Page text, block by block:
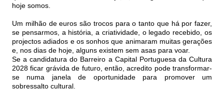
hoje somos.
Um milhão de euros são trocos para o tanto que há por fazer,
se pensarmos, a história, a criatividade, o legado recebido, os
projectos adiados e os sonhos que animaram muitas gerações
e, nos dias de hoje, alguns existem sem asas para voar.
Se a candidatura do Barreiro a Capital Portuguesa da Cultura
2028 ficar grávida de futuro, então, acredito pode transformar-
se numa janela de oportunidade para promover um
sobressalto cultural.